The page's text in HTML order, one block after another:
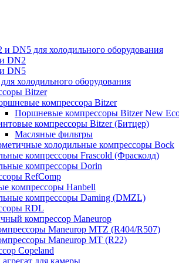
DN5 для холодильного оборудования
DN2
DN5
холодильного оборудования
Bitzer
компрессора Bitzer
Поршневые компрессоры Bitzer New
компрессоры Bitzer (Битцер)
Масляные фильтры
холодильные компрессоры Bock
компрессоры Frascold (Фрасколд)
компрессоры Dorin
RefComp
компрессоры Hanbell
компрессоры Daming (DMZL)
RDL
компрессор Maneurop
Maneurop MTZ (R404/R507)
Maneurop MT (R22)
Copeland
для камеры